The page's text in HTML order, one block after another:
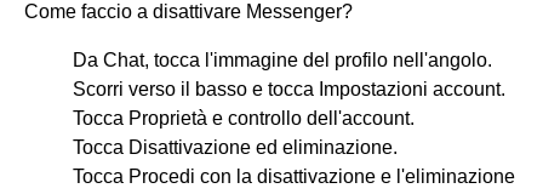
Come faccio a disattivare Messenger?
Da Chat, tocca l'immagine del profilo nell'angolo.
Scorri verso il basso e tocca Impostazioni account.
Tocca Proprietà e controllo dell'account.
Tocca Disattivazione ed eliminazione.
Tocca Procedi con la disattivazione e l'eliminazione